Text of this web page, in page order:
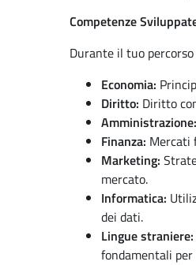
Competenze
Durante il tuo
Economia:
Diritto: Diritto
Amministrazione:
Finanza: Mercati
Marketing:
mercato.
Informatica:
dei dati.
Lingue straniere:
fondamentali